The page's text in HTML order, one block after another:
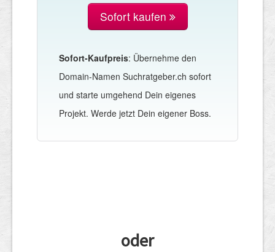
Sofort kaufen
Sofort-Kaufpreis: Übernehme den
Domain-Namen Suchratgeber.ch sofort
und starte umgehend Dein eigenes
Projekt. Werde jetzt Dein eigener Boss.
oder